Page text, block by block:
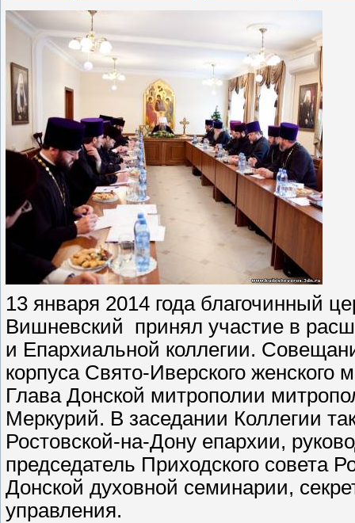
13 января 2014 года благочинный
Вишневский принял участие в
и Епархиальной коллегии.
корпуса Свято-Иверского женского
Глава Донской митрополии
Меркурий. В заседании Коллегии
Ростовской-на-Дону епархии,
председатель Приходского совета
Донской духовной семинарии,
управления.